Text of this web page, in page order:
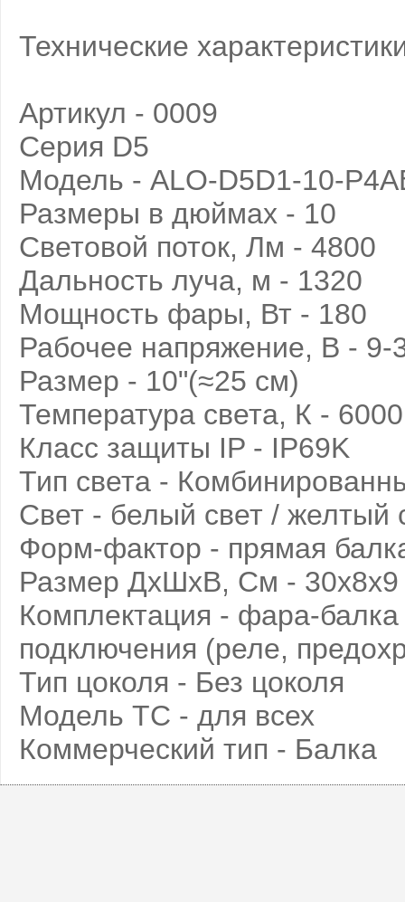
Технические
Артикул - 0009
Серия D5
Модель - ALO-D5D1-10-
Размеры в дюймах - 10
Световой поток, Лм - 4800
Дальность луча, м - 1320
Мощность фары, Вт - 180
Рабочее напряжение, В - 9-
Размер - 10"(≈25 см)
Температура света, К -
Класс защиты IP - IP69K
Тип света -
Свет - белый свет / желтый
Форм-фактор - прямая
Размер ДхШхВ, См - 30х8х9
Комплектация - фара-
подключения (реле,
Тип цоколя - Без цоколя
Модель ТС - для всех
Коммерческий тип - Балка